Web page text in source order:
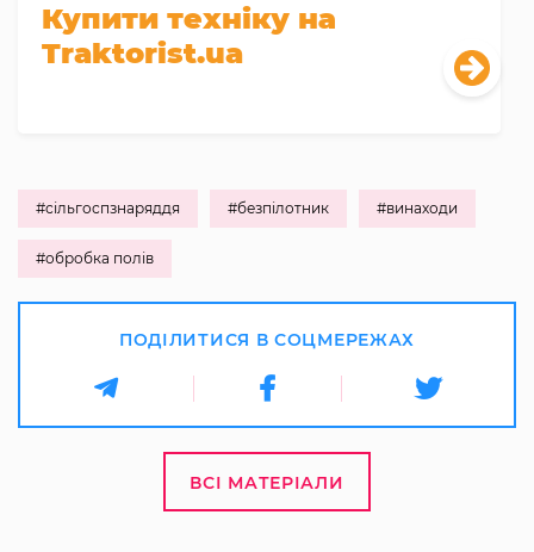
Купити техніку на
Traktorist.ua
#сільгоспзнаряддя #безпілотник #винаходи
#обробка полів
ПОДІЛИТИСЯ В СОЦМЕРЕЖАХ
ВСІ МАТЕРІАЛИ